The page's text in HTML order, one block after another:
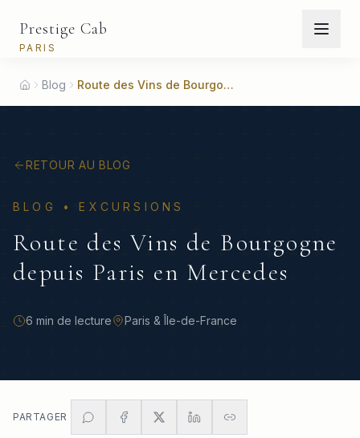
Prestige Cab
PARIS
Accueil
Blog Route des Vins de Bourgogne depuis Paris en Mercedes
RETOUR AU BLOG
BLOG •EXCURSIONS
Route des Vins de Bourgogne
depuis Paris en Mercedes
6 min de lecture Paris & Île-de-France
PARTAGER